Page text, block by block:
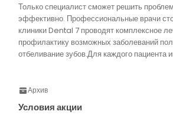
Только специалист сможет решить
эффективно. Профессиональные врачи
клиники Dental 7 проводят комплексное
профилактику возможных заболеваний
отбеливание зубов.Для каждого пациента
Архив
Условия акции